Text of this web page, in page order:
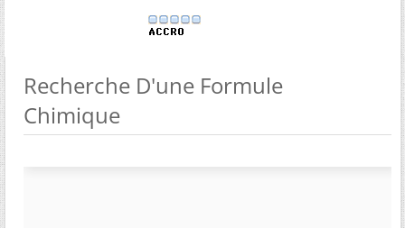
Recherche D'une Formule
Chimique